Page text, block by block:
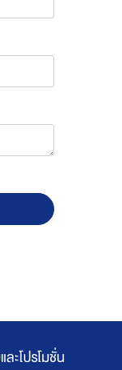
ะโปรโมชั่น